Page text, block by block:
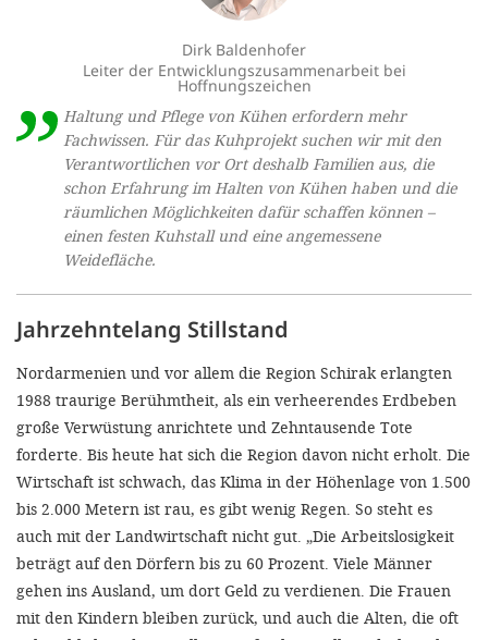
Haltung und Pflege von Kühen erfordern mehr
Fachwissen. Für das Kuhprojekt suchen wir mit den
Verantwortlichen vor Ort deshalb Familien aus, die
schon Erfahrung im Halten von Kühen haben und die
räumlichen Möglichkeiten dafür schaffen können –
einen festen Kuhstall und eine angemessene
Weidefläche.
Dirk Baldenhofer
Leiter der Entwicklungszusammenarbeit bei
Hoffnungszeichen
Jahrzehntelang Stillstand
Nordarmenien und vor allem die Region Schirak erlangten
1988 traurige Berühmtheit, als ein verheerendes Erdbeben
große Verwüstung anrichtete und Zehntausende Tote
forderte. Bis heute hat sich die Region davon nicht erholt. Die
Wirtschaft ist schwach, das Klima in der Höhenlage von 1.500
bis 2.000 Metern ist rau, es gibt wenig Regen. So steht es
auch mit der Landwirtschaft nicht gut. „Die Arbeitslosigkeit
beträgt auf den Dörfern bis zu 60 Prozent. Viele Männer
gehen ins Ausland, um dort Geld zu verdienen. Die Frauen
mit den Kindern bleiben zurück, und auch die Alten, die oft